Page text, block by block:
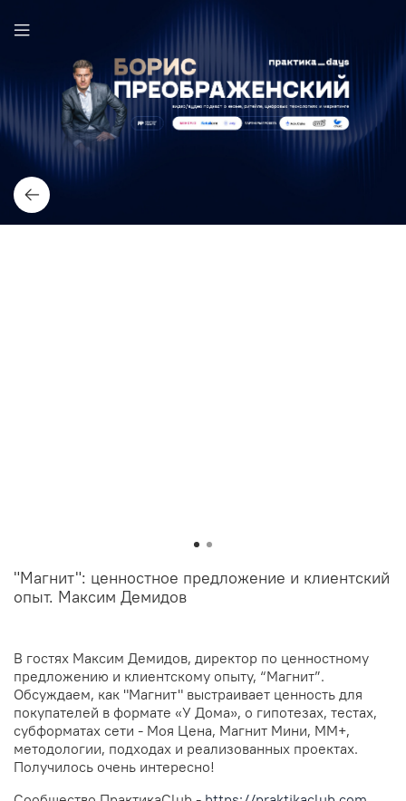
"Магнит": ценностное предложение и клиентский
опыт. Максим Демидов
В гостях Максим Демидов, директор по ценностному
предложению и клиентскому опыту, “Магнит”.
Обсуждаем, как "Магнит" выстраивает ценность для
покупателей в формате «У Дома», о гипотезах, тестах,
субформатах сети - Моя Цена, Магнит Мини, ММ+,
методологии, подходах и реализованных проектах.
Получилось очень интересно!